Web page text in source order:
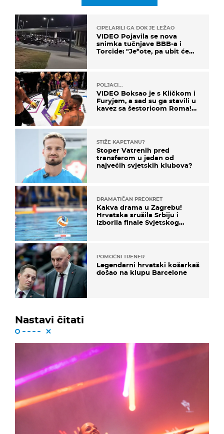
CIPELARILI GA DOK JE LEŽAO
VIDEO Pojavila se nova
snimka tučnjave BBB-a i
Torcide: "Je*ote, pa ubit će
POLJACI...
VIDEO Boksao je s Kličkom i
Furyjem, a sad su ga stavili u
kavez sa šestoricom Roma!
STIŽE KAPETANU?
Stoper Vatrenih pred
transferom u jedan od
najvećih svjetskih klubova?
DRAMATIČAN PREOKRET
Kakva drama u Zagrebu!
Hrvatska srušila Srbiju i
izborila finale Svjetskog
POMOĆNI TRENER
Legendarni hrvatski košarkaš
došao na klupu Barcelone
Nastavi čitati